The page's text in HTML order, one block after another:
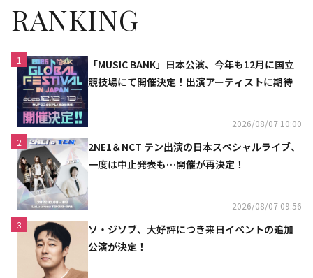
RANKING
1
「MUSIC BANK」日本公演、今年も12月に国立
競技場にて開催決定！出演アーティストに期待
2026/08/07 10:00
2
2NE1＆NCT テン出演の日本スペシャルライブ、
一度は中止発表も…開催が再決定！
2026/08/07 09:56
3
ソ・ジソブ、大好評につき来日イベントの追加
公演が決定！